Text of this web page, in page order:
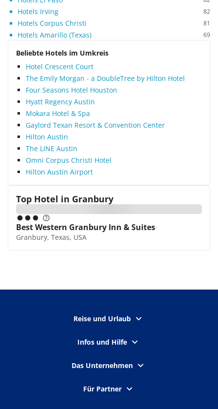
Hotels Irving 82
Hotels Corpus Christi 81
Hotels Amarillo (Texas) 69
Beliebte Hotels im Umkreis
Hotel Crescent Court
The Emily Morgan - a DoubleTree by Hilton Hotel
Four Seasons Hotel Houston
Hyatt Regency Austin
Mokara Hotel & Spa
Gaylord Texan Resort & Convention Center
Hilton Austin
The LINE Austin
Omni Corpus Christi Hotel
Hilton Austin Airport
Top Hotel in Granbury
Best Western Granbury Inn & Suites
Granbury, Texas, USA
Reise und Urlaub
Infos und Hilfe
Das Unternehmen
Für Partner